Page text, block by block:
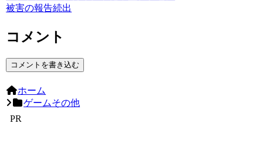
被害の報告続出
コメント
コメントを書き込む
ホーム
ゲームその他
PR